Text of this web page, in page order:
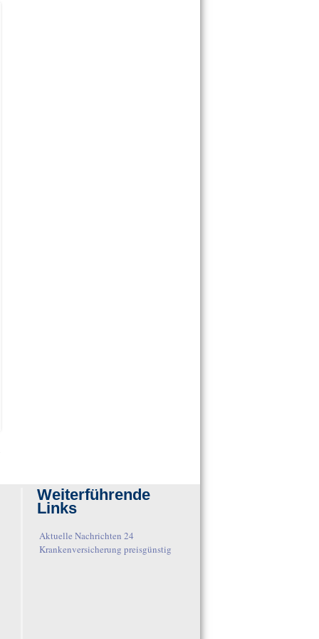
Weiterführende
Links
Aktuelle Nachrichten 24
Krankenversicherung preisgünstig